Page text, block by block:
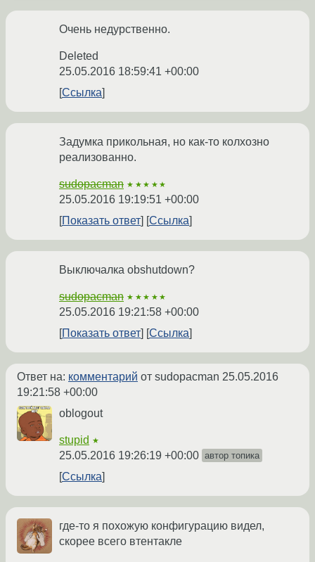
Очень недурственно.
Deleted
25.05.2016 18:59:41 +00:00
Ссылка
Задумка прикольная, но как-то колхозно
реализованно.
sudopacman ★★★★★
25.05.2016 19:19:51 +00:00
Показать ответ
Ссылка
Выключалка obshutdown?
sudopacman ★★★★★
25.05.2016 19:21:58 +00:00
Показать ответ
Ссылка
Ответ на: комментарий от sudopacman 25.05.2016
19:21:58 +00:00
oblogout
stupid ★
25.05.2016 19:26:19 +00:00 автор топика
Ссылка
где-то я похожую конфигурацию видел,
скорее всего втентакле